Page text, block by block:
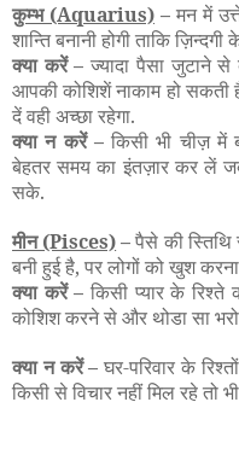
कुम्भ(Aquarius) – मन में
शान्ति बनानी होगी ताकि
क्या करें –ज्यादा पैसा जुटाने
आपकी कोशिशें नाकाम हो सकती
दें वही अच्छा रहेगा.
क्या न करें –किसी भी चीज़ में
बेहतर समय का इंतज़ार कर लें
सके.
मीन(Pisces)– पैसे की
बनी हुई है, पर लोगों को खुश
क्या करें – किसी प्यार के
कोशिश करने से और थोडा सा
क्या न करें –घर-परिवार के
किसी से विचार नहीं मिल रहे तो